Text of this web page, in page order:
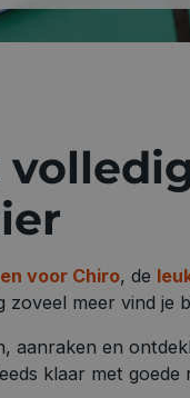
voor Chiro, de
meer vind je
aanraken en
klaar met goede